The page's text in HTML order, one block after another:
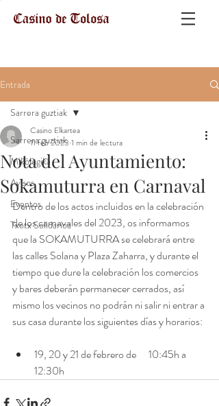
Entrada
Sarrera guztiak
Mikologika
Avisos
Eventos
Txotx Solidarioa
Sarrera guztiak
Nota del Ayuntamiento:
Sokamuturra en Carnaval
Casino Elkartea
11 feb 2023 1 min de lectura
Dentro de los actos incluidos en la celebración
de los carnavales del 2023, os informamos
que la SOKAMUTURRA se celebrará entre
las calles Solana y Plaza Zaharra, y durante el
tiempo que dure la celebración los comercios
y bares deberán permanecer cerrados, así
mismo los vecinos no podrán ni salir ni entrar a
sus casa durante los siguientes días y horarios:
19, 20 y 21 de febrero de      10:45h a
12:30h